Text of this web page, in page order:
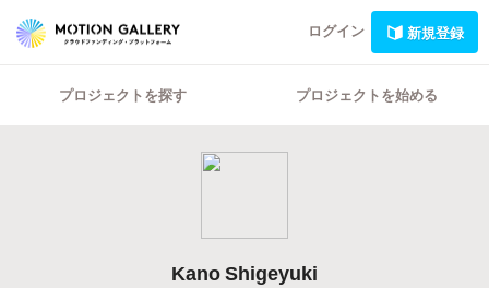
ログイン 新規登録
プロジェクトを探す プロジェクトを始める
Kano Shigeyuki